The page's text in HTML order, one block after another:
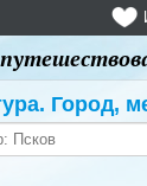
Город,